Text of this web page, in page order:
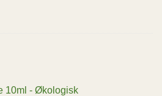
10ml - Økologisk